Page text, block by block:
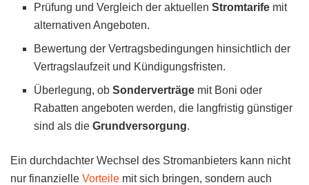
Prüfung und Vergleich der aktuellenStromtarife mit
alternativen Angeboten.
Bewertung der Vertragsbedingungen hinsichtlich der
Vertragslaufzeit und Kündigungsfristen.
Überlegung, obSonderverträge mit Boni oder
Rabatten angeboten werden, die langfristig günstiger
sind als dieGrundversorgung.
Ein durchdachter Wechsel des Stromanbieters kann nicht
nur finanzielle Vorteile mit sich bringen, sondern auch